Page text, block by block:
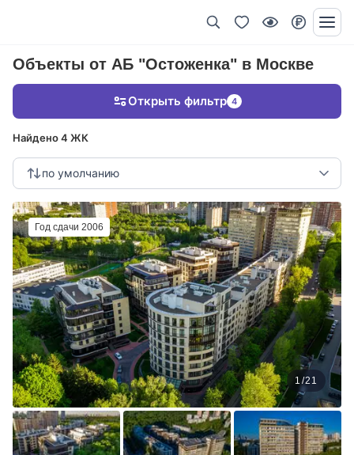
Объекты от АБ "Остоженка" в Москве
Найдено 4 ЖК
по умолчанию
Открыть фильтр 4
Год сдачи 2006
1/21